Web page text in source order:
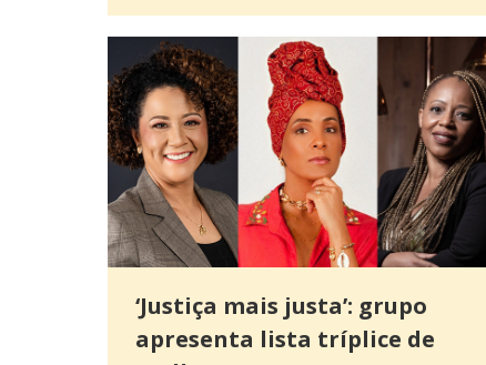
‘Justiça mais justa’: grupo
apresenta lista tríplice de